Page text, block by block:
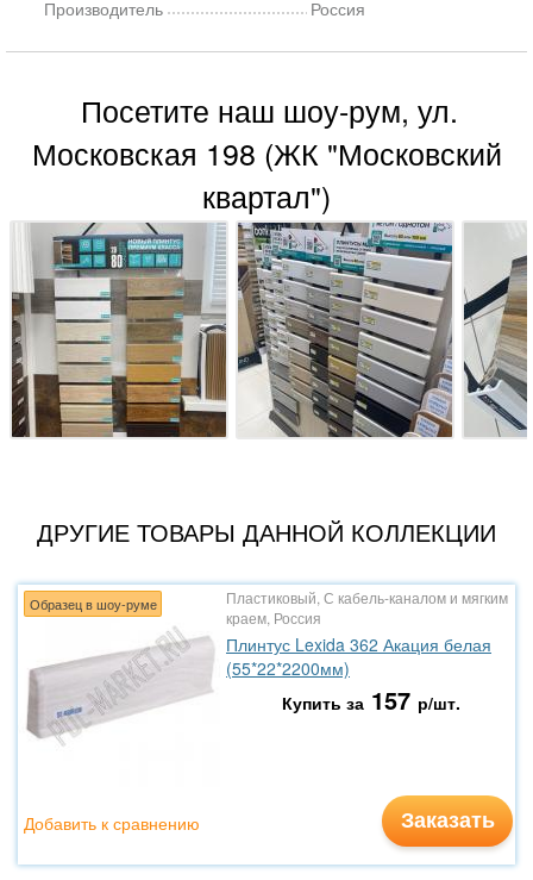
Производитель Россия
Посетите наш шоу-рум, ул.
Московская 198 (ЖК "Московский
квартал")
ДРУГИЕ ТОВАРЫ ДАННОЙ КОЛЛЕКЦИИ
Образец в шоу-руме
Пластиковый, С кабель-каналом и мягким
краем, Россия
Плинтус Lexida 362 Акация белая
(55*22*2200мм)
Купить за 157 р/шт.
Заказать
Добавить к сравнению